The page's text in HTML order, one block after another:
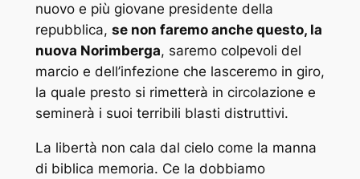
nuovo e più giovane presidente della
repubblica, se non faremo anche questo, la
nuova Norimberga, saremo colpevoli del
marcio e dell’infezione che lasceremo in giro,
la quale presto si rimetterà in circolazione e
seminerà i suoi terribili blasti distruttivi.
La libertà non cala dal cielo come la manna
di biblica memoria. Ce la dobbiamo